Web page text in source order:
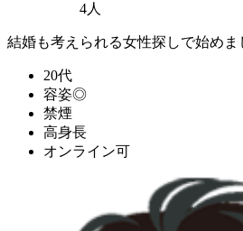
4人
結婚も考えられる女性探しで始めま
20代
容姿◎
禁煙
高身長
オンライン可